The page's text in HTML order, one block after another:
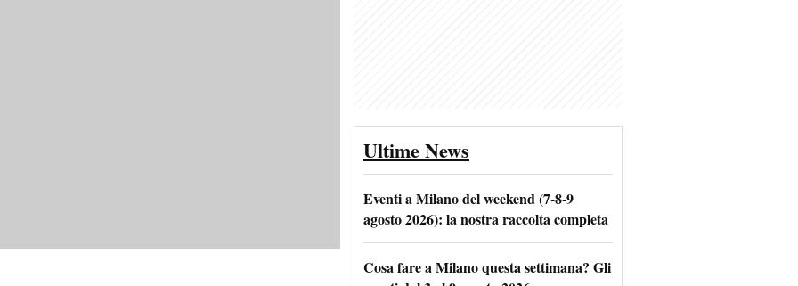
Ultime News
Eventi a Milano del weekend (7-8-9
agosto 2026): la nostra raccolta completa
Cosa fare a Milano questa settimana? Gli